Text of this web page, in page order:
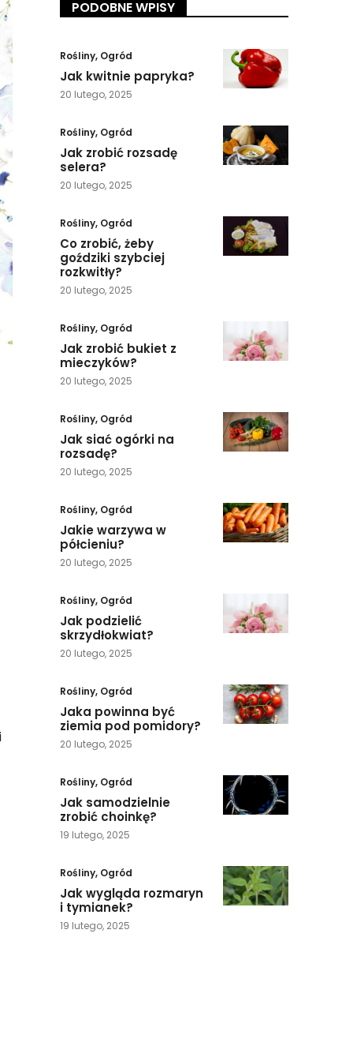
PODOBNE WPISY
Rośliny, Ogród
Jak kwitnie papryka?
20 lutego, 2025
Rośliny, Ogród
Jak zrobić rozsadę
selera?
20 lutego, 2025
Rośliny, Ogród
Co zrobić, żeby
goździki szybciej
rozkwitły?
20 lutego, 2025
Rośliny, Ogród
Jak zrobić bukiet z
mieczyków?
20 lutego, 2025
Rośliny, Ogród
Jak siać ogórki na
rozsadę?
20 lutego, 2025
Rośliny, Ogród
Jakie warzywa w
półcieniu?
20 lutego, 2025
Rośliny, Ogród
Jak podzielić
skrzydłokwiat?
20 lutego, 2025
Rośliny, Ogród
Jaka powinna być
ziemia pod pomidory?
20 lutego, 2025
Rośliny, Ogród
Jak samodzielnie
zrobić choinkę?
19 lutego, 2025
Rośliny, Ogród
Jak wygląda rozmaryn
i tymianek?
19 lutego, 2025